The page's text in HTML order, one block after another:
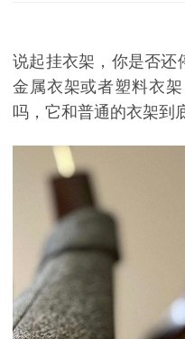
说起挂衣架，你是否还
金属衣架或者塑料衣架
吗，它和普通的衣架到